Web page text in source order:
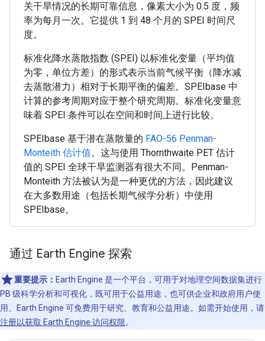
关干旱情况的长期可靠信息，像素大小为 0.5 度，频
率为每月一次。它提供 1 到 48 个月的 SPEI 时间尺
度。
标准化降水蒸散指数 (SPEI) 以标准化变量（平均值
为零，单位方差）的形式表示当前气候平衡（降水减
去蒸散潜力）相对于长期平衡的偏差。SPEIbase 中
计算的参考周期对应于整个研究周期。标准化变量意
味着 SPEI 条件可以在空间和时间上进行比较。
SPEIbase 基于潜在蒸散量的 FAO-56 Penman-
Monteith 估计值。这与使用 Thornthwaite PET 估计
值的 SPEI 全球干旱监测器有很大不同。Penman-
Monteith 方法被认为是一种更优的方法，因此建议
在大多数用途（包括长期气候学分析）中使用
SPEIbase。
通过 Earth Engine 探索
重要提示： Earth Engine 是一个平台，可用于对地理空间数据集进行
PB 级科学分析和可视化，既可用于公益用途，也可供企业和政府用户使
用。Earth Engine 可免费用于研究、教育和公益用途。如需开始使用，请
注册以获取 Earth Engine 访问权限。